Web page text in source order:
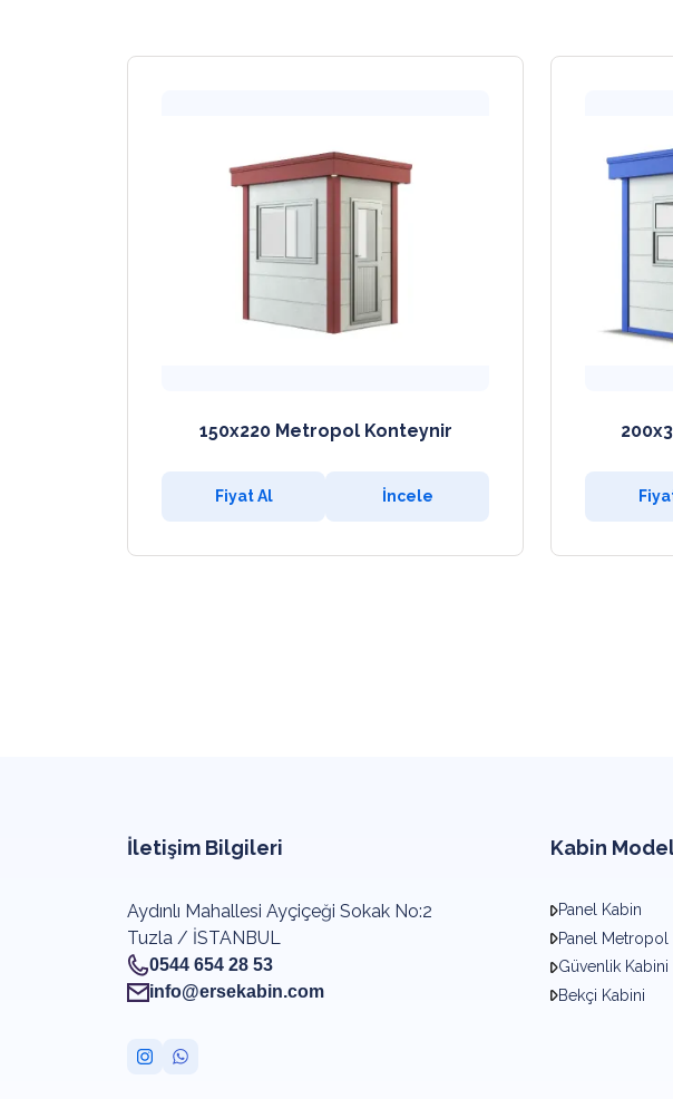
150x220 Metropol Konteynir
Fiyat Al İncele
İletişim Bilgileri
Aydınlı Mahallesi Ayçiçeği Sokak No:2
Tuzla / İSTANBUL
0544 654 28 53
info@ersekabin.com
Kabin
Panel Kabin
Panel Metropol
Güvenlik Kabini
Bekçi Kabini